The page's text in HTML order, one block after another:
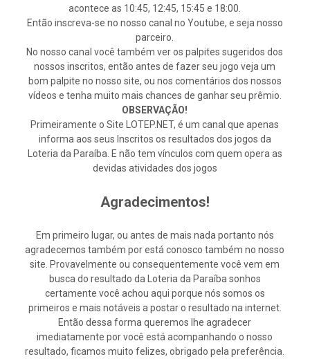
acontece as 10:45, 12:45, 15:45 e 18:00.
Então inscreva-se no nosso canal no Youtube, e seja nosso
parceiro.
No nosso canal você também ver os palpites sugeridos dos
nossos inscritos, então antes de fazer seu jogo veja um
bom palpite no nosso site, ou nos comentários dos nossos
vídeos e tenha muito mais chances de ganhar seu prêmio.
OBSERVAÇÃO!
Primeiramente o Site LOTEP.NET, é um canal que apenas
informa aos seus Inscritos os resultados dos jogos da
Loteria da Paraíba. E não tem vínculos com quem opera as
devidas atividades dos jogos
Agradecimentos!
Em primeiro lugar, ou antes de mais nada portanto nós
agradecemos também por está conosco também no nosso
site. Provavelmente ou consequentemente você vem em
busca do resultado da Loteria da Paraíba sonhos
certamente você achou aqui porque nós somos os
primeiros e mais notáveis a postar o resultado na internet.
Então dessa forma queremos lhe agradecer
imediatamente por você está acompanhando o nosso
resultado, ficamos muito felizes, obrigado pela preferência.